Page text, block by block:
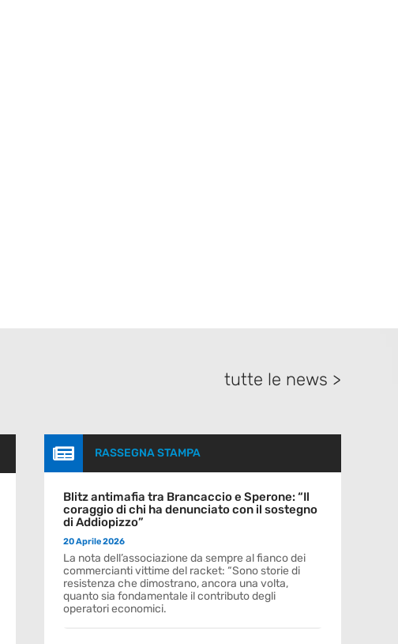
tutte le news >
 RASSEGNA STAMPA
Blitz antimafia tra Brancaccio e Sperone: “Il
coraggio di chi ha denunciato con il sostegno
di Addiopizzo”
20 Aprile 2026
La nota dell’associazione da sempre al fianco dei
commercianti vittime del racket: “Sono storie di
resistenza che dimostrano, ancora una volta,
quanto sia fondamentale il contributo degli
operatori economici.